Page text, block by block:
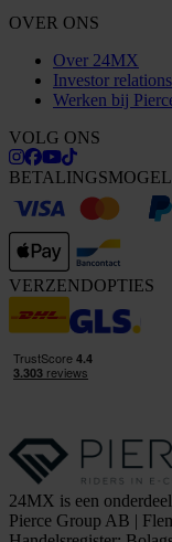
OVER ONS
Over 24MX
Investor relations
Werken bij
VOLG ONS
VERZENDOPTIES
24MX is een
Pierce Group AB |